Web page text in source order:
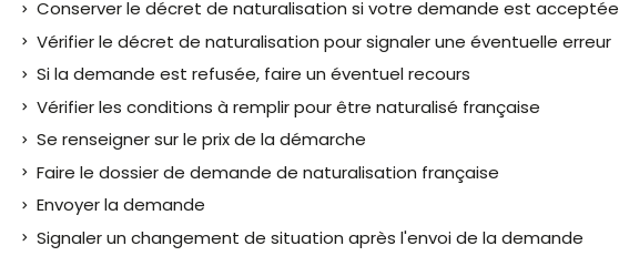
Conserver le décret de naturalisation si votre demande est acceptée
Vérifier le décret de naturalisation pour signaler une éventuelle erreur
Si la demande est refusée, faire un éventuel recours
Vérifier les conditions à remplir pour être naturalisé française
Se renseigner sur le prix de la démarche
Faire le dossier de demande de naturalisation française
Envoyer la demande
Signaler un changement de situation après l'envoi de la demande